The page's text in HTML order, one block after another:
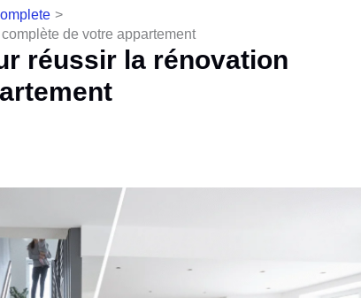
de votre appartement
réussir la rénovation